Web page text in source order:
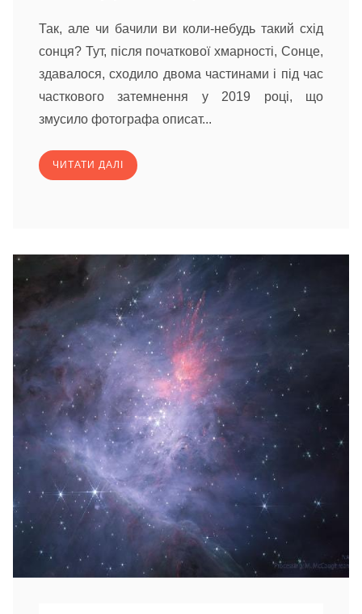
Так, але чи бачили ви коли-небудь такий схід
сонця? Тут, після початкової хмарності, Сонце,
здавалося, сходило двома частинами і під час
часткового затемнення у 2019 році, що
змусило фотографа описат...
ЧИТАТИ ДАЛІ